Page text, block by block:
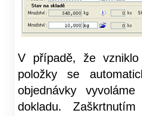
V případě, že vzniklo
položky se
objednávky
dokladu.